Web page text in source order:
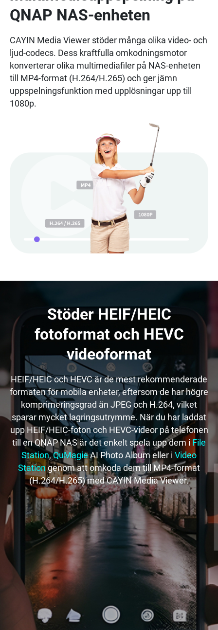
QNAP NAS-enheten
CAYIN Media Viewer stöder många olika video- och
ljud-codecs. Dess kraftfulla omkodningsmotor
konverterar olika multimediafiler på NAS-enheten
till MP4-format (H.264/H.265) och ger jämn
uppspelningsfunktion med upplösningar upp till
1080p.
Stöder HEIF/HEIC
fotoformat och HEVC
videoformat
HEIF/HEIC och HEVC är de mest rekommenderade
formaten för mobila enheter, eftersom de har högre
komprimeringsgrad än JPEG och H.264, vilket
sparar mycket lagringsutrymme. När du har laddat
upp HEIF/HEIC-foton och HEVC-videor på telefonen
till en QNAP NAS är det enkelt spela upp dem i File
Station,QuMagieAI Photo Album eller i Video
Stationgenom att omkoda dem till MP4-format
(H.264/H.265) med CAYIN Media Viewer.